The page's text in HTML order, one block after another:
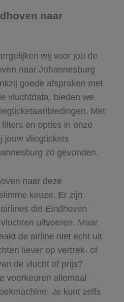
naar
wij voor jou de
naar Johannesburg
goede afspraken met
vluchtdata, bieden we
Met
en opties in onze
jouw vliegtickets
zo gevonden.
naar deze
keuze. Er zijn
die Eindhoven
uitvoeren. Maar
de airline niet echt uit
liever op vertrek- of
de vlucht of prijs?
voorkeuren allemaal
Je kunt zelfs